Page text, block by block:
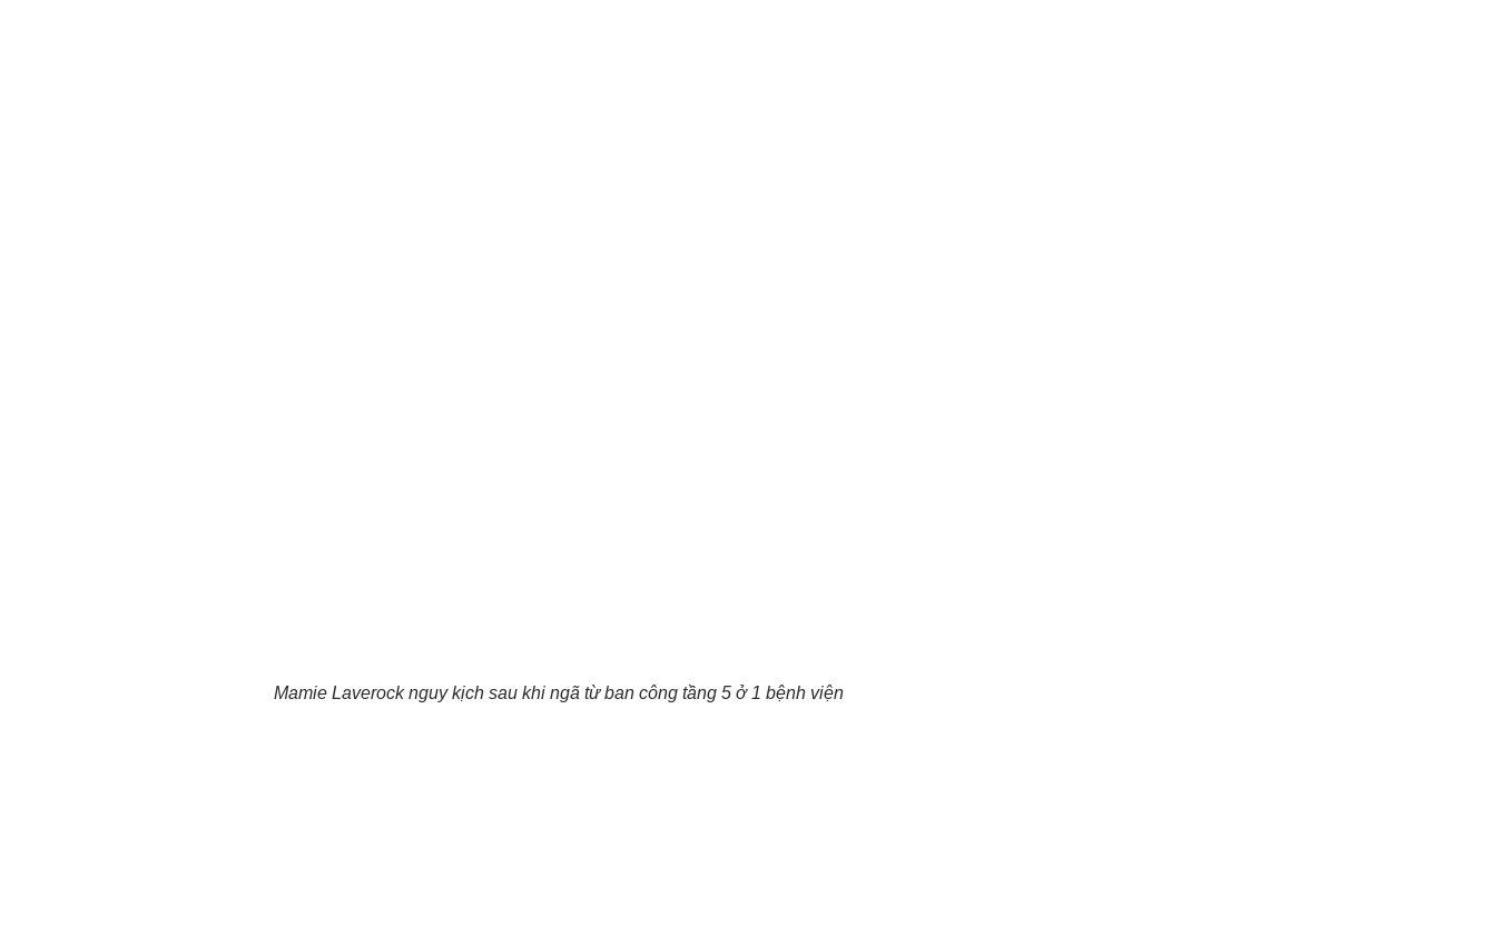
Mamie Laverock nguy kịch sau khi ngã từ ban công tầng 5 ở 1 bệnh viện